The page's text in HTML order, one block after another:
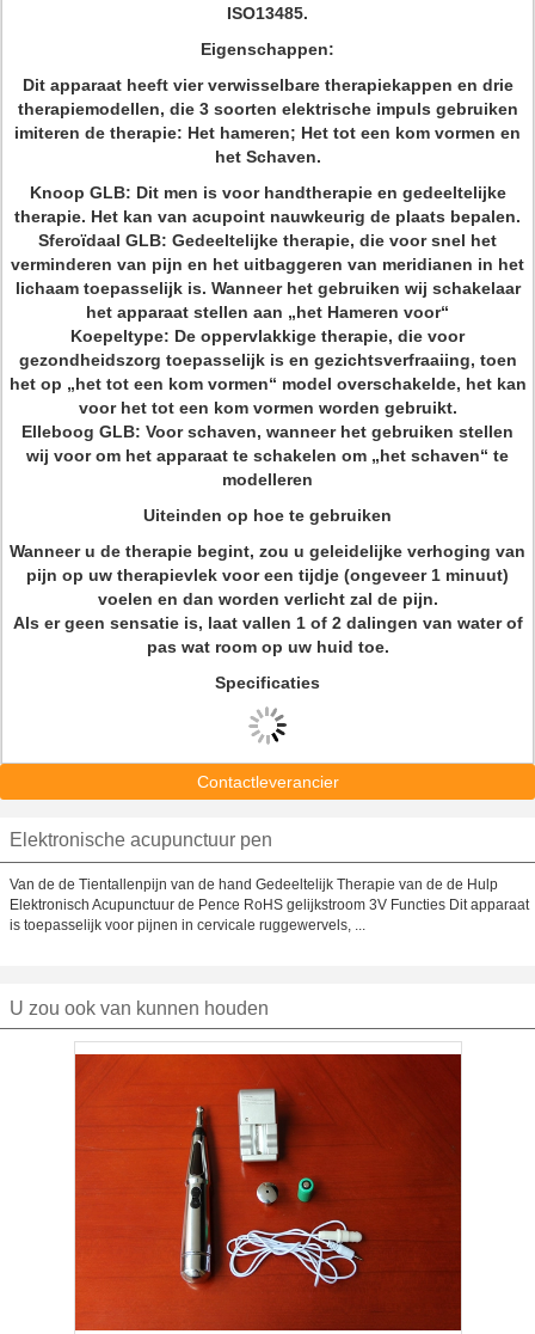
ISO13485.
Eigenschappen:
Dit apparaat heeft vier verwisselbare therapiekappen en drie
therapiemodellen, die 3 soorten elektrische impuls gebruiken
imiteren de therapie: Het hameren; Het tot een kom vormen en
het Schaven.
Knoop GLB: Dit men is voor handtherapie en gedeeltelijke
therapie. Het kan van acupoint nauwkeurig de plaats bepalen.
Sferoïdaal GLB: Gedeeltelijke therapie, die voor snel het
verminderen van pijn en het uitbaggeren van meridianen in het
lichaam toepasselijk is. Wanneer het gebruiken wij schakelaar
het apparaat stellen aan „het Hameren voor“
Koepeltype: De oppervlakkige therapie, die voor
gezondheidszorg toepasselijk is en gezichtsverfraaiing, toen
het op „het tot een kom vormen“ model overschakelde, het kan
voor het tot een kom vormen worden gebruikt.
Elleboog GLB: Voor schaven, wanneer het gebruiken stellen
wij voor om het apparaat te schakelen om „het schaven“ te
modelleren
Uiteinden op hoe te gebruiken
Wanneer u de therapie begint, zou u geleidelijke verhoging van
pijn op uw therapievlek voor een tijdje (ongeveer 1 minuut)
voelen en dan worden verlicht zal de pijn.
Als er geen sensatie is, laat vallen 1 of 2 dalingen van water of
pas wat room op uw huid toe.
Specificaties
Contactleverancier
Elektronische acupunctuur pen
Van de de Tientallenpijn van de hand Gedeeltelijk Therapie van de de Hulp
Elektronisch Acupunctuur de Pence RoHS gelijkstroom 3V Functies Dit apparaat
is toepasselijk voor pijnen in cervicale ruggewervels, ...
U zou ook van kunnen houden